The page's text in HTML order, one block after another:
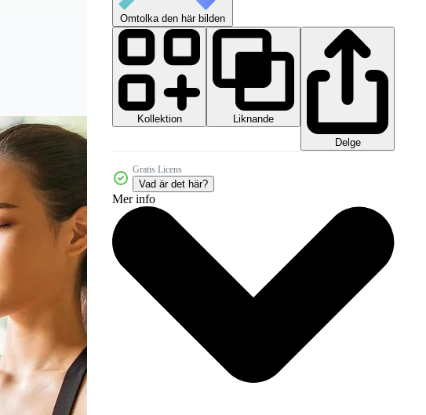
Omtolka den här bilden
Kollektion
Liknande
Delge
Gratis Licens
Vad är det här?
Mer info